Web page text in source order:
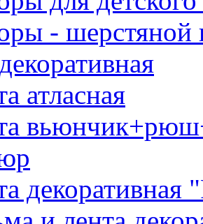
- шерстяной
атласная
декоративная